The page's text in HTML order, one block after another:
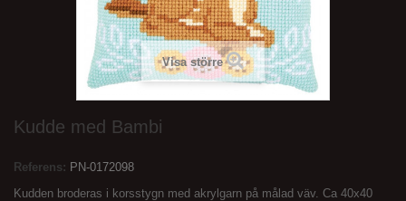
Visa större
Kudde med Bambi
Referens: PN-0172098
Kudden broderas i korsstygn med akrylgarn på målad väv. Ca 40x40